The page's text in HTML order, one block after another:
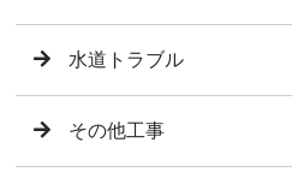
水道トラブル
その他工事